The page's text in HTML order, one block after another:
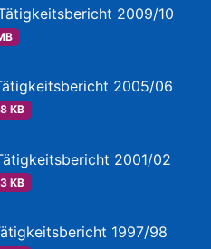
2009/10
2005/06
KB
2001/02
KB
1997/98